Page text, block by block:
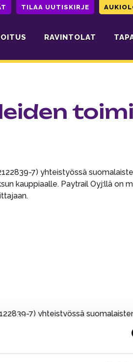
TILAA UUTISKIRJE
RAVINTOLAT
7) yhteistyössä
kauppiaalle. Paytrail Oyj:llä on
7) yhteistyössä
Arvosetelit ovat voimassa
takaisin eikä sitä voi muutenkaan